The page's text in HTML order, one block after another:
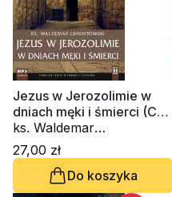
Jezus w Jerozolimie w
dniach męki i śmierci (CD
-audiobook)
ks. Waldemar
Chrostowski
27,00 zł
Do koszyka